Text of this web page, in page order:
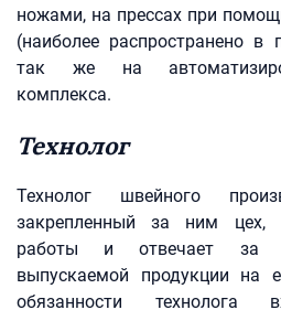
ножами, на прессах при
(наиболее распространено в
так же на
комплекса.
Технолог
Технолог швейного
закрепленный за ним цех,
работы и отвечает за
выпускаемой продукции на
обязанности технолога